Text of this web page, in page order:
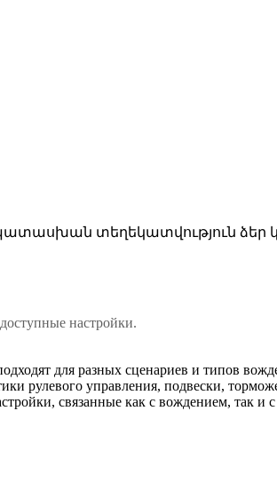
տեղեկատվություն ձեր
настройки.
для разных сценариев и типов
рулевого управления, подвески,
связанные как с вождением, так и